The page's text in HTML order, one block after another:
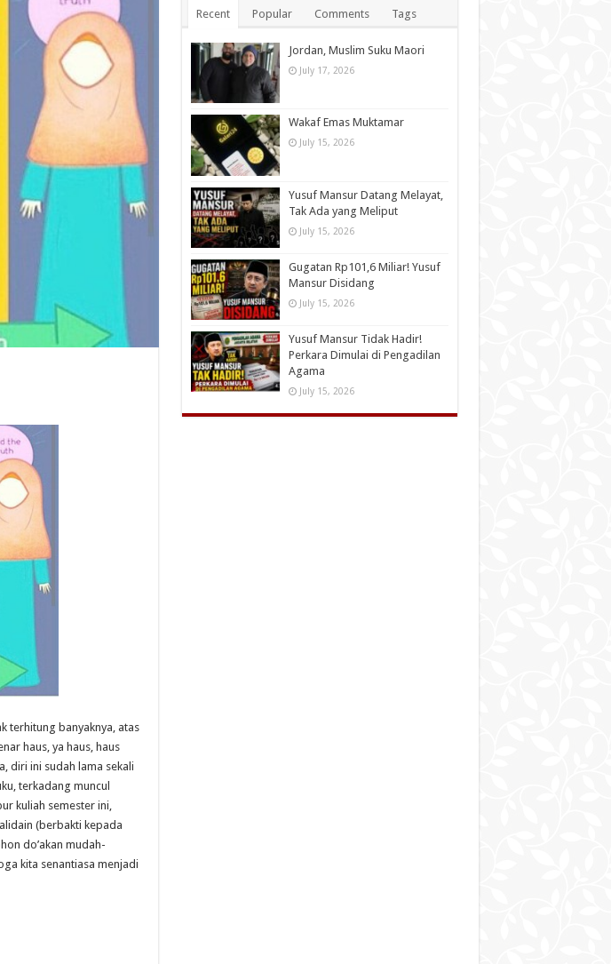
terhitung banyaknya, atas
haus, ya haus, haus
diri ini sudah lama sekali
terkadang muncul
kuliah semester ini,
(berbakti kepada
do’akan mudah-
kita senantiasa menjadi
Recent Popular Comments Tags
Jordan, Muslim Suku Maori
July 17, 2026
Wakaf Emas Muktamar
July 15, 2026
Yusuf Mansur Datang Melayat,
Tak Ada yang Meliput
July 15, 2026
Gugatan Rp101,6 Miliar! Yusuf
Mansur Disidang
July 15, 2026
Yusuf Mansur Tidak Hadir!
Perkara Dimulai di Pengadilan
Agama
July 15, 2026